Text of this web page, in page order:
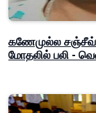
கணேமுல்ல சஞ்சீவ்
மோதலில் பலி -